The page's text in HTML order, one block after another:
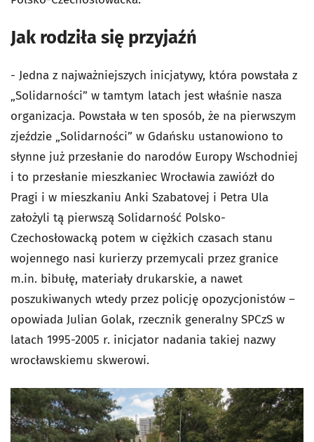
Jak rodziła się przyjaźń
- Jedna z najważniejszych inicjatywy, która powstała z
„Solidarności” w tamtym latach jest właśnie nasza
organizacja. Powstała w ten sposób, że na pierwszym
zjeździe „Solidarności” w Gdańsku ustanowiono to
słynne już przesłanie do narodów Europy Wschodniej
i to przesłanie mieszkaniec Wrocławia zawiózł do
Pragi i w mieszkaniu Anki Szabatovej i Petra Ula
założyli tą pierwszą Solidarność Polsko-
Czechosłowacką potem w ciężkich czasach stanu
wojennego nasi kurierzy przemycali przez granice
m.in. bibułę, materiały drukarskie, a nawet
poszukiwanych wtedy przez policję opozycjonistów –
opowiada Julian Golak, rzecznik generalny SPCzS w
latach 1995-2005 r. inicjator nadania takiej nazwy
wrocławskiemu skwerowi.